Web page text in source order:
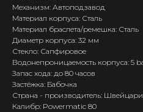
Механизм: Автоподзавод
Материал корпуса: Сталь
Материал браслета/ремешка: Сталь
Диаметр корпуса: 32 мм
Стекло: Сапфировое
Водонепроницаемость корпуса: 5
Запас хода: до 80 часов
Застёжка: Бабочка
Страна - производитель:
Калибр: Powermatic 80